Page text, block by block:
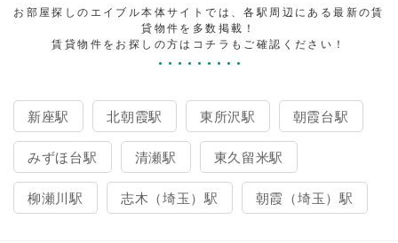
お部屋探しのエイブル本体サイトでは、各駅周辺にある最新の賃
貸物件を多数掲載！
賃貸物件をお探しの方はコチラもご確認ください！
新座駅 北朝霞駅 東所沢駅 朝霞台駅
みずほ台駅 清瀬駅 東久留米駅
柳瀬川駅 志木（埼玉）駅 朝霞（埼玉）駅